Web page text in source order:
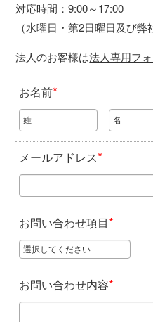
対応時間：9:00～17:00
（水曜日・第2日曜日及び弊
法人のお客様は法人専用フ
お名前*
メールアドレス*
お問い合わせ項目*
お問い合わせ内容*